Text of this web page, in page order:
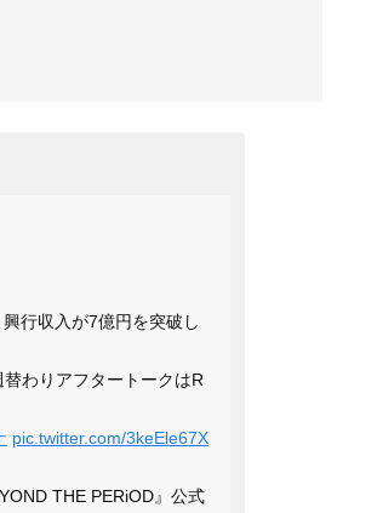
行収入が7億円を突破し
わりアフタートークはR
pic.twitter.com/3keEle67X
THE PERiOD』公式